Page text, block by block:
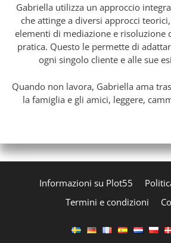
Gabriella utilizza un approccio
che attinge a diversi approcci
elementi di mediazione e risoluzione
pratica. Questo le permette di
ogni singolo cliente e alle sue
Quando non lavora, Gabriella ama
la famiglia e gli amici, leggere,
Informazioni su Plot55
Termini e condizioni